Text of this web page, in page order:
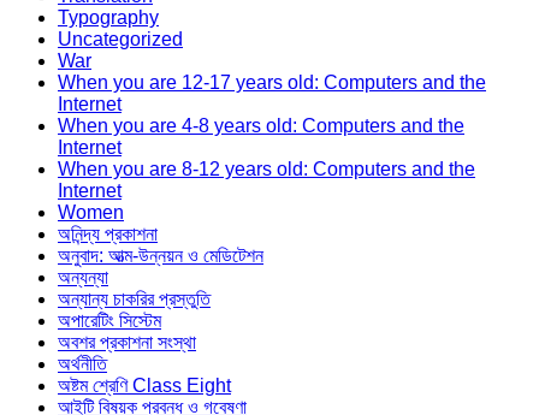
Typography
Uncategorized
War
When you are 12-17 years old: Computers and the
Internet
When you are 4-8 years old: Computers and the
Internet
When you are 8-12 years old: Computers and the
Internet
Women
অনিন্দ্য প্রকাশনা
অনুবাদ: আত্ম-উন্নয়ন ও মেডিটেশন
অন্যন্যা
অন্যান্য চাকরির প্রস্তুতি
অপারেটিং সিস্টেম
অবশর প্রকাশনা সংস্থা
অর্থনীতি
অষ্টম শ্রেণি Class Eight
আইটি বিষয়ক প্রবন্ধ ও গবেষণা